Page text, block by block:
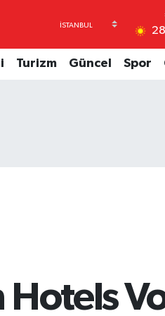
28
Turizm Güncel Spor
Hotels